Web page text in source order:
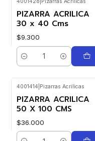
4001428 Pizarras Acrilicas
PIZARRA ACRILICA
30 x 40 Cms
$9.300
Cantidad
4001414 Pizarras Acrilicas
PIZARRA ACRILICA
50 X 100 CMS
$36.000